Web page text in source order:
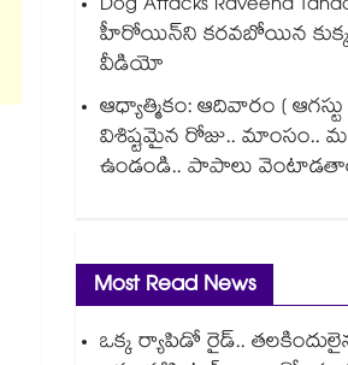
హీరోయిన్⁬ని కరవబోయిన కుక్క..
వీడియో
ఆధ్యాత్మికం: ఆదివారం (
విశిష్టమైన రోజు.. మాంసం..
ఉండండి.. పాపాలు
Most Read News
ఒక్క ర్యాపిడో రైడ్..